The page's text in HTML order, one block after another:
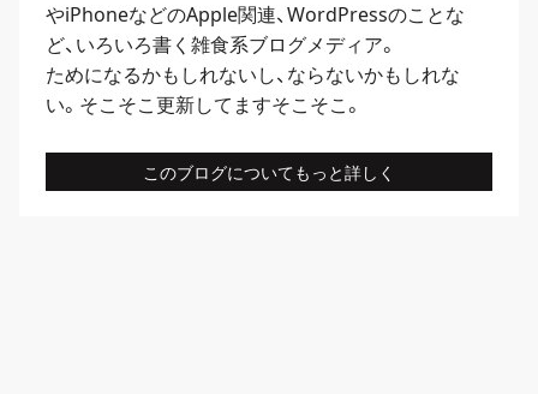
やiPhoneなどのApple関連、WordPressのことな
ど、いろいろ書く雑食系ブログメディア。
ためになるかもしれないし、ならないかもしれな
い。そこそこ更新してますそこそこ。
このブログについてもっと詳しく